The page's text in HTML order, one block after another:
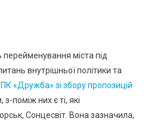
перейменування міста під
внутрішньої політики та
«Дружба» зі збору пропозицій
поміж них є ті, які
Сонцесвіт. Вона зазначила,